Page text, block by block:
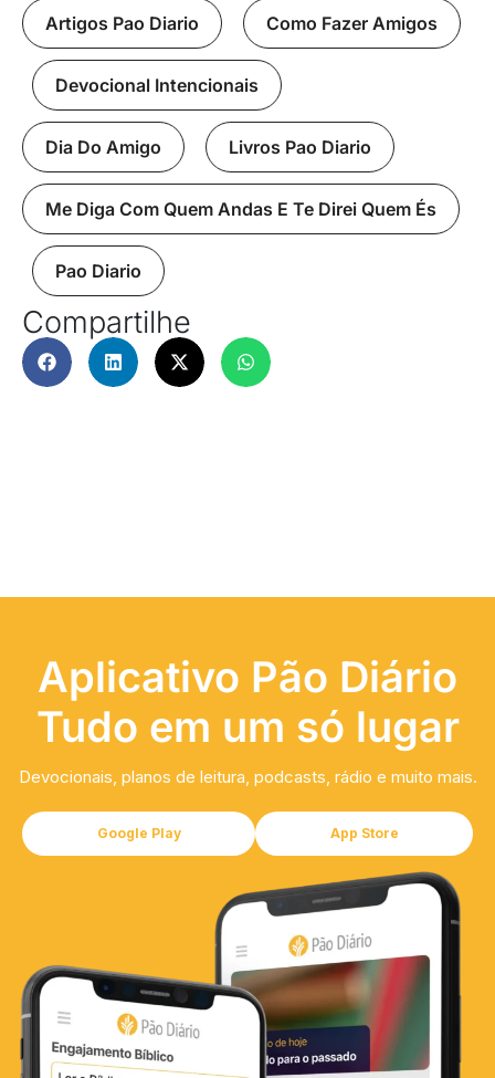
Artigos Pao Diario Como Fazer Amigos
Devocional Intencionais
Dia Do Amigo Livros Pao Diario
Me Diga Com Quem Andas E Te Direi Quem És
Pao Diario
Compartilhe
Aplicativo Pão Diário
Tudo em um só lugar
Devocionais, planos de leitura, podcasts, rádio e muito mais.
Google Play App Store